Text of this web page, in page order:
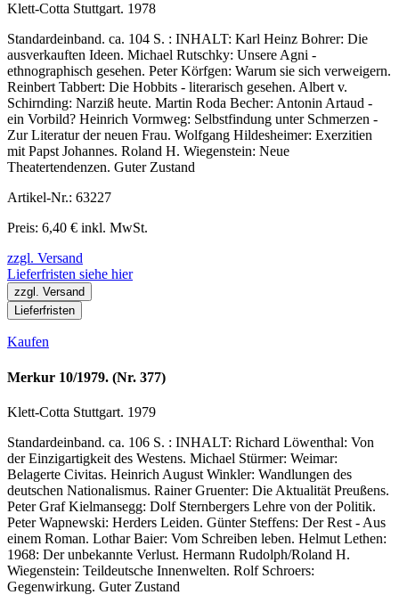
Klett-Cotta Stuttgart. 1978
Standardeinband. ca. 104 S. : INHALT: Karl Heinz Bohrer: Die
ausverkauften Ideen. Michael Rutschky: Unsere Agni -
ethnographisch gesehen. Peter Körfgen: Warum sie sich verweigern.
Reinbert Tabbert: Die Hobbits - literarisch gesehen. Albert v.
Schirnding: Narziß heute. Martin Roda Becher: Antonin Artaud -
ein Vorbild? Heinrich Vormweg: Selbstfindung unter Schmerzen -
Zur Literatur der neuen Frau. Wolfgang Hildesheimer: Exerzitien
mit Papst Johannes. Roland H. Wiegenstein: Neue
Theatertendenzen. Guter Zustand
Artikel-Nr.: 63227
Preis: 6,40 € inkl. MwSt.
zzgl. Versand
Lieferfristen siehe hier
zzgl. Versand
Lieferfristen
Kaufen
Merkur 10/1979. (Nr. 377)
Klett-Cotta Stuttgart. 1979
Standardeinband. ca. 106 S. : INHALT: Richard Löwenthal: Von
der Einzigartigkeit des Westens. Michael Stürmer: Weimar:
Belagerte Civitas. Heinrich August Winkler: Wandlungen des
deutschen Nationalismus. Rainer Gruenter: Die Aktualität Preußens.
Peter Graf Kielmansegg: Dolf Sternbergers Lehre von der Politik.
Peter Wapnewski: Herders Leiden. Günter Steffens: Der Rest - Aus
einem Roman. Lothar Baier: Vom Schreiben leben. Helmut Lethen:
1968: Der unbekannte Verlust. Hermann Rudolph/Roland H.
Wiegenstein: Teildeutsche Innenwelten. Rolf Schroers:
Gegenwirkung. Guter Zustand